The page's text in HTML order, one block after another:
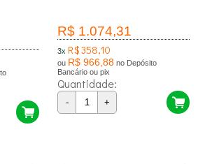
R$ 1.074,31
3x R$ 358,10
ou R$ 966,88 no Depósito
Bancário ou pix
Quantidade:
- +